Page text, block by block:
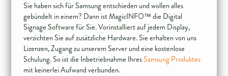
Sie haben sich für Samsung entschieden und wollen alles
gebündelt in einem? Dann ist MagicINFO™ die Digital
Signage Software für Sie. Vorinstalliert auf jedem Display,
verzichten Sie auf zusätzliche Hardware. Sie erhalten von uns
Lizenzen, Zugang zu unserem Server und eine kostenlose
Schulung. So ist die Inbetriebnahme IhresSamsung Produktes
mit keinerlei Aufwand verbunden.